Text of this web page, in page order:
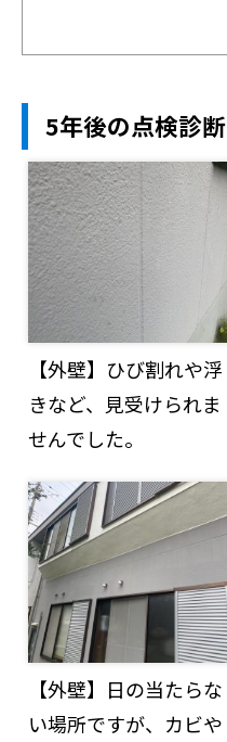
5年後の点検診断
【外壁】ひび割れや浮
きなど、見受けられま
せんでした。
【外壁】日の当たらな
い場所ですが、カビや